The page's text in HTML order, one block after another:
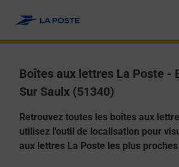
Boîtes aux lettres La Poste -
Sur Saulx (51340)
Retrouvez toutes les boîtes aux
utilisez l'outil de localisation pour
aux lettres La Poste les plus